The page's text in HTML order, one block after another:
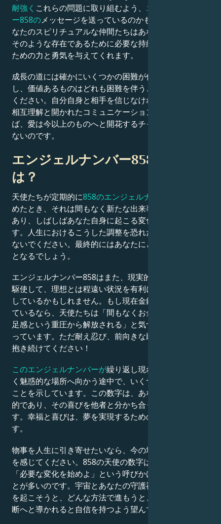
耐強く これらの問題に取り組むよう、 エンジェルナンバ
ー858のメッセージを送っているのかもしれません。 あ
なたのスピリチュアルな仲間たちはあなたと共に立ち、
そのような存在であるために必要な持続的な努力をする
ための力と勇気を与えてくれます。
成長の道には確かにいくつかの困難が伴います。しか
し、価値あるものはどれも困難を伴うことを忘れないで
ください。自分自身と相手を信じなければなりません。
相互理解と開かれたコミュニケーションの道がなけれ
ば、愛は今以上のものへと開花するチャンスすら得られ
ないのです。
エンジェルナンバー858の意味と
は？
天使たちが定期的に858のエンジェルナンバー
めたとき、それは間もなく新たな出来事が訪れる兆しで
あり、しばしばあなた自身に起こる変化と関連していま
す。人生におけるこうした調整を恐れたり心配したりし
ないでください。最終的にはあなたにとって有益なもの
となるでしょう。
エンジェルナンバー858はまた、現実的な視点と機転を
駆使して、理想とは程遠い状況を有利に転換するよう促
しているかもしれません。もし現在金銭的な問題を抱え
ているなら、天使たちは「間もなくお金が流れ込み、不
足感という重圧から解放される」と気づいてほしいと願
っています。ただ耐え忍び、前向きな願いと思いを心に
抱き続けてください！
このエンジェルナンバーが繰り返し現れるのは、まもな
く魅惑的な場所へ向かう途中で、いくつかの体験をする
ことを示しています。この数字は、あなたが幸せで楽観
的であり、その喜びを他者と分かち合うよう促すもので
す。幸福と喜びは、夢を実現するための第一歩なので
す。
物事を人生に引き寄せたいなら、今の場所に満足し幸せ
を感じてください。858の天使の数字は、宇宙からの
「必要な変化を始めよ」という呼びかけと解釈されるこ
とが多いのです。宇宙とあなたの守護神は、どんな変化
を起こそうと、どんな方法で進もうと、それが正しい決
断へと導かれると自信を持つよう望んでいます。